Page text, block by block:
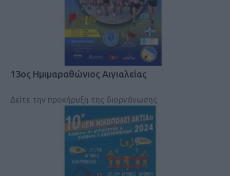
13ος Ημιμαραθώνιος Αιγιαλείας
Δείτε την προκήρυξη της διοργάνωσης